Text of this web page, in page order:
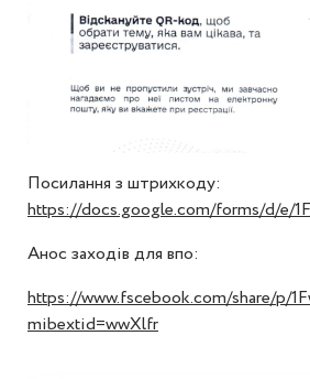
Посилання з штрихкоду:
https://docs.google.com/forms/d/e/
Анос заходів для впо:
https://www.fscebook.com/share/p/
mibextid=wwXlfr